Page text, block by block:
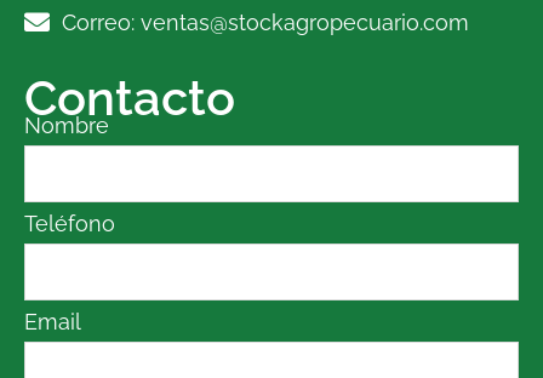
Correo: ventas@stockagropecuario.com
Contacto
Nombre
Teléfono
Email